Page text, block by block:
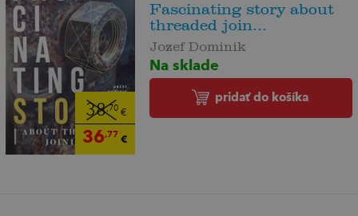
38,70€
36,77 €
Fascinating story about
threaded join...
Jozef Dominik
Na sklade
pridať do košíka